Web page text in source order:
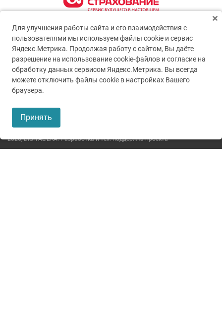
2026,DIGITAL.ERA. Разработка и тех. поддержка проекта
Для улучшения работы сайта и его взаимодействия с
пользователями мы используем файлы cookie и сервис
Яндекс.Метрика. Продолжая работу с сайтом, Вы даёте
разрешение на использование cookie-файлов и согласие на
обработку данных сервисом Яндекс.Метрика. Вы всегда
можете отключить файлы cookie в настройках Вашего
браузера.
Принять